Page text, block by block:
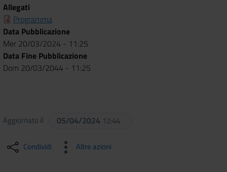
Allegati
Programma
Data Pubblicazione
Mer 20/03/2024 - 11:25
Data Fine Pubblicazione
Dom 20/03/2044 - 11:25
Aggiornato il 05/04/2024 12:44
Condividi Altre azioni